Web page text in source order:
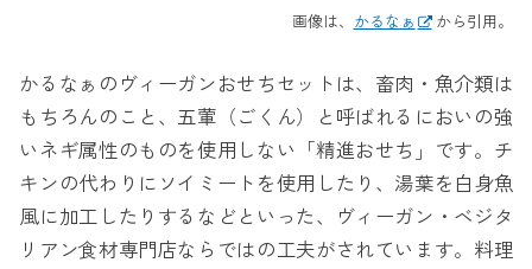
画像は、 かるなぁ から引用。
かるなぁのヴィーガンおせちセットは、畜肉・魚介類は
もちろんのこと、五葷（ごくん）と呼ばれるにおいの強
いネギ属性のものを使用しない「精進おせち」です。チ
キンの代わりにソイミートを使用したり、湯葉を白身魚
風に加工したりするなどといった、ヴィーガン・ベジタ
リアン食材専門店ならではの工夫がされています。料理